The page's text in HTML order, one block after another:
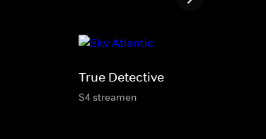
True Detective
S4 streamen